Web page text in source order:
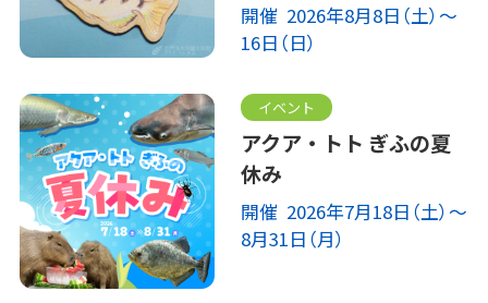
開催 2026年8月8日（土）～
16日（日）
イベント
アクア・トト ぎふの夏
休み
開催 2026年7月18日（土）～
8月31日（月）